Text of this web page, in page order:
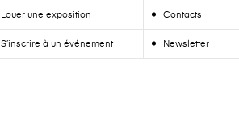
Louer une exposition
S’inscrire à un événement
Contacts
Newsletter